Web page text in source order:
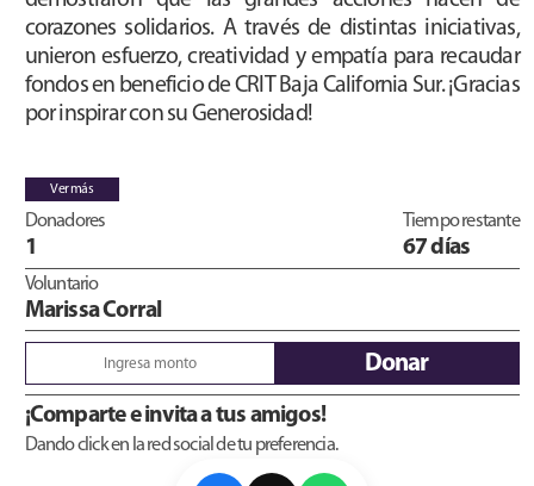
corazones solidarios. A través de distintas iniciativas,
unieron esfuerzo, creatividad y empatía para recaudar
fondos en beneficio de CRIT Baja California Sur. ¡Gracias
por inspirar con su Generosidad!
Ver más
Donadores
1
Tiempo restante
67 días
Voluntario
Marissa Corral
Donar
¡Comparte e invita a tus amigos!
Dando click en la red social de tu preferencia.